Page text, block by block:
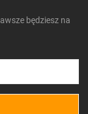
będziesz na